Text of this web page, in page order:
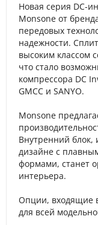
Новая серия DC-
Monsone от
передовых
надежности.
высоким классом
что стало
компрессора DC
GMCC и SANYO.
Monsone
Внутренний
дизайне с
формами, станет
интерьера.
Опции, входящие
для всей